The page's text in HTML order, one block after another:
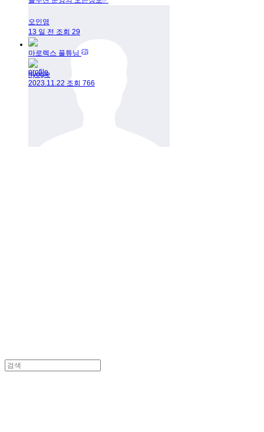
오인영
13 일 전 조회 29
마로렉스 풀튜닝
hyogle
2023.11.22 조회 766